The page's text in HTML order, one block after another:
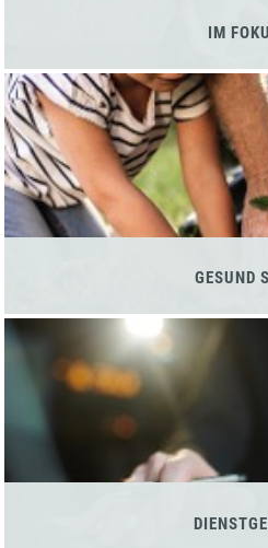
IM
GESUND